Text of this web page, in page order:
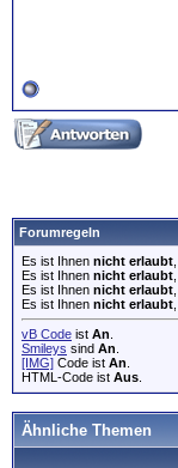
Forumregeln
Es ist Ihnen nicht erlaubt
Es ist Ihnen nicht erlaubt
Es ist Ihnen nicht erlaubt
Es ist Ihnen nicht erlaubt
vB Code ist An
Smileys sind An
[IMG] Code ist An
HTML-Code ist Aus
Ähnliche Themen